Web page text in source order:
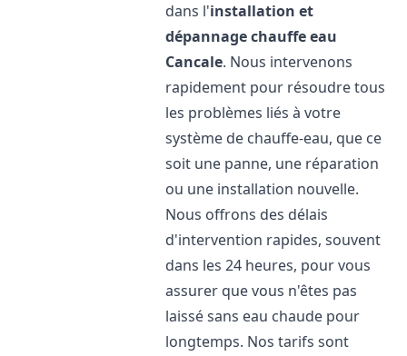
dans l'installation et
dépannage chauffe eau
Cancale. Nous intervenons
rapidement pour résoudre tous
les problèmes liés à votre
système de chauffe-eau, que ce
soit une panne, une réparation
ou une installation nouvelle.
Nous offrons des délais
d'intervention rapides, souvent
dans les 24 heures, pour vous
assurer que vous n'êtes pas
laissé sans eau chaude pour
longtemps. Nos tarifs sont